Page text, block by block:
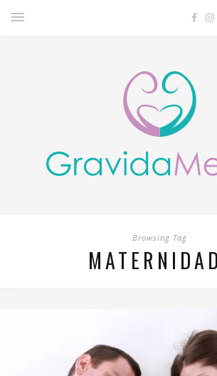
Browsing Tag